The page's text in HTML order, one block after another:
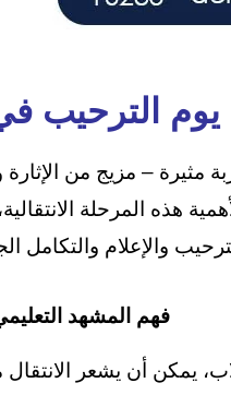
يوم الترحيب
مثيرة – مزيج من
والإعلام والتكامل
فهم المشهد
يمكن أن يشعر الانتقال